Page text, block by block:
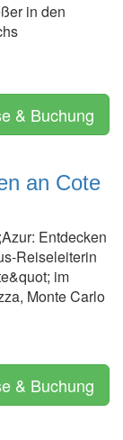
in den
& Buchung
an Cote
Entdecken
Reiseleiterin
im
Monte Carlo
& Buchung